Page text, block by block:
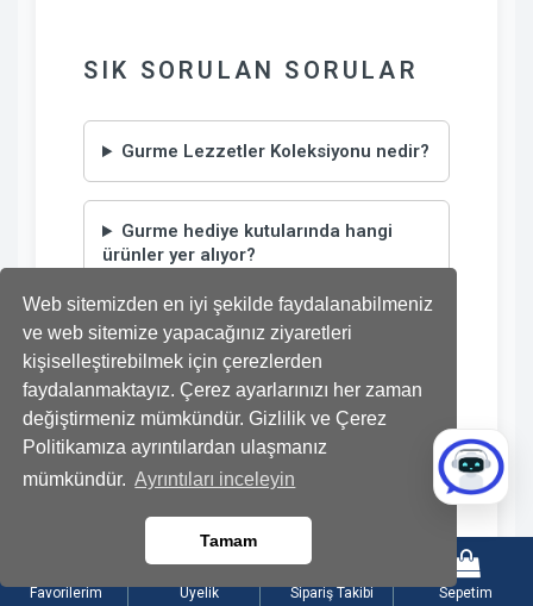
Web sitemizden en iyi şekilde faydalanabilmeniz
ve web sitemize yapacağınız ziyaretleri
kişiselleştirebilmek için çerezlerden
faydalanmaktayız. Çerez ayarlarınızı her zaman
değiştirmeniz mümkündür. Gizlilik ve Çerez
Politikamıza ayrıntılardan ulaşmanız
mümkündür. Ayrıntıları inceleyin
Tamam
SIK SORULAN SORULAR
Gurme Lezzetler Koleksiyonu nedir?
Gurme hediye kutularında hangi
ürünler yer alıyor?
Hediyeler aynı gün teslim ediliyor
mu?
Kurumsal hediye olarak gurme
Favorilerim Üyelik Sipariş Takibi Sepetim